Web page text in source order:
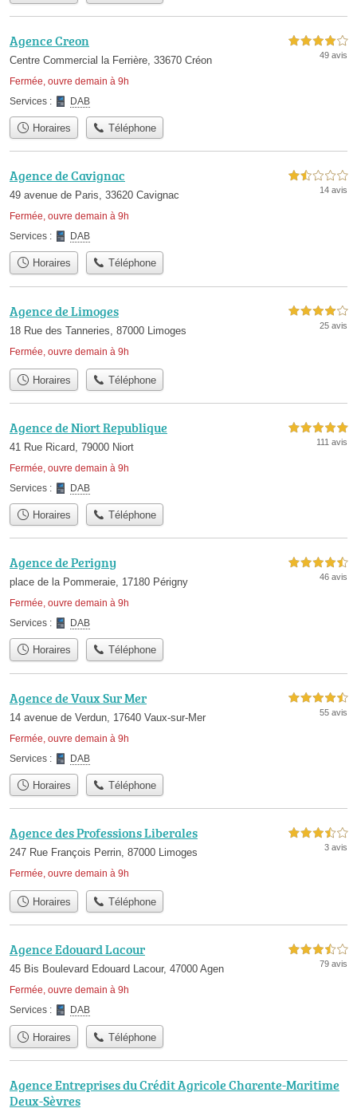
Agence Creon
Centre Commercial la Ferrière, 33670 Créon
Fermée, ouvre demain à 9h
4,0 étoiles sur 5
49 avis
Services : DAB
Horaires Téléphone
Agence de Cavignac
49 avenue de Paris, 33620 Cavignac
Fermée, ouvre demain à 9h
1,5 étoiles sur 5
14 avis
Services : DAB
Horaires Téléphone
Agence de Limoges
18 Rue des Tanneries, 87000 Limoges
Fermée, ouvre demain à 9h
4,0 étoiles sur 5
25 avis
Horaires Téléphone
Agence de Niort Republique
41 Rue Ricard, 79000 Niort
Fermée, ouvre demain à 9h
5,0 étoiles sur 5
111 avis
Services : DAB
Horaires Téléphone
Agence de Perigny
place de la Pommeraie, 17180 Périgny
Fermée, ouvre demain à 9h
4,5 étoiles sur 5
46 avis
Services : DAB
Horaires Téléphone
Agence de Vaux Sur Mer
14 avenue de Verdun, 17640 Vaux-sur-Mer
Fermée, ouvre demain à 9h
4,5 étoiles sur 5
55 avis
Services : DAB
Horaires Téléphone
Agence des Professions Liberales
247 Rue François Perrin, 87000 Limoges
Fermée, ouvre demain à 9h
3,5 étoiles sur 5
3 avis
Horaires Téléphone
Agence Edouard Lacour
45 Bis Boulevard Edouard Lacour, 47000 Agen
Fermée, ouvre demain à 9h
3,5 étoiles sur 5
79 avis
Services : DAB
Horaires Téléphone
Agence Entreprises du Crédit Agricole Charente-Maritime
Deux-Sèvres